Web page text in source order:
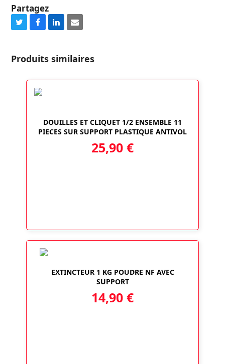
Partagez
Share
Twitter
Share
Facebook
Share
LinkedIn
Share
Email
Produits similaires
DOUILLES ET CLIQUET 1/2 ENSEMBLE 11
PIECES SUR SUPPORT PLASTIQUE ANTIVOL
25,90 €
EXTINCTEUR 1 KG POUDRE NF AVEC
SUPPORT
14,90 €